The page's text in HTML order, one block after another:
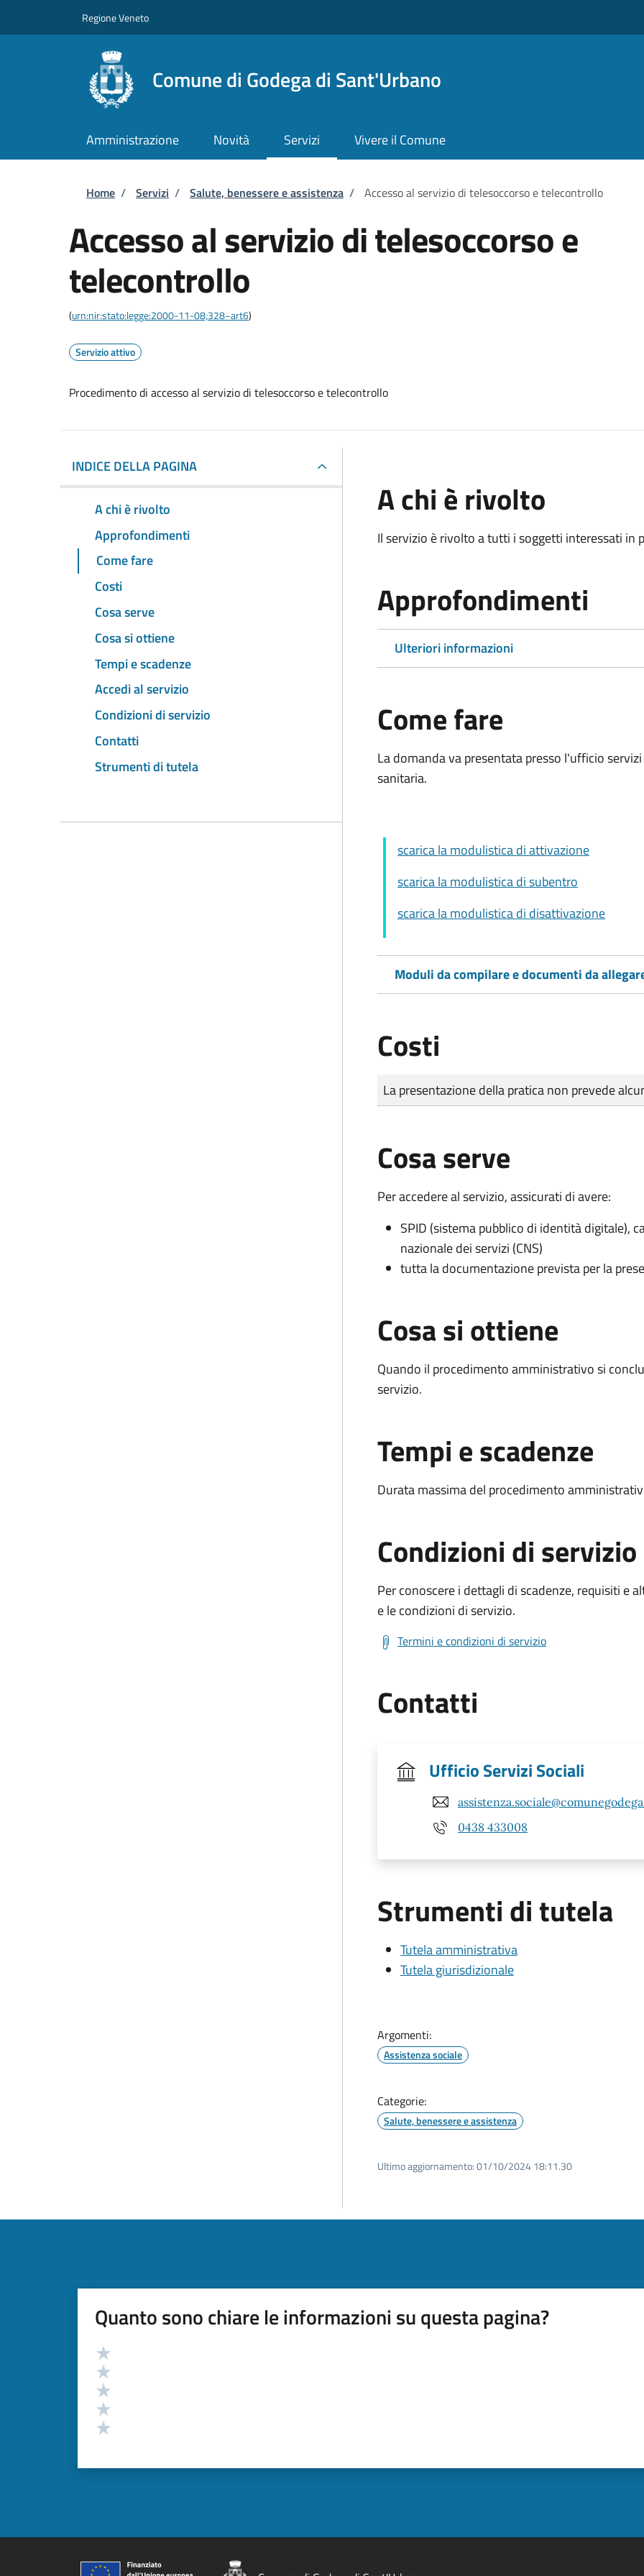
Regione Veneto
Comune di Godega di Sant'Urbano
Amministrazione Novità Servizi Vivere il Comune
Briciole di pane
Home / Servizi / Salute, benessere e assistenza / Accesso al servizio di telesoccorso e telecontrollo
Accesso al servizio di telesoccorso e
telecontrollo
(urn:nir:stato:legge:2000-11-08;328~art6)
Servizio attivo
Procedimento di accesso al servizio di telesoccorso e telecontrollo
INDICE DELLA PAGINA
A chi è rivolto
Approfondimenti
Come fare
Costi
Cosa serve
Cosa si ottiene
Tempi e scadenze
Accedi al servizio
Condizioni di servizio
Contatti
Strumenti di tutela
A chi è rivolto
Il servizio è rivolto a tutti i soggetti interessati in
Approfondimenti
Ulteriori informazioni
Come fare
La domanda va presentata presso l'ufficio
sanitaria.
scarica la modulistica di attivazione
scarica la modulistica di subentro
scarica la modulistica di disattivazione
Moduli da compilare e documenti da
Costi
Tipo di pagamento
Importo
La presentazione della pratica non prevede
Cosa serve
Per accedere al servizio, assicurati di avere:
SPID (sistema pubblico di identità digitale),
nazionale dei servizi (CNS)
tutta la documentazione prevista per la
Cosa si ottiene
Quando il procedimento amministrativo si
servizio.
Tempi e scadenze
Durata massima del procedimento
Condizioni di servizio
Per conoscere i dettagli di scadenze, requisiti e
e le condizioni di servizio.
Termini e condizioni di servizio
Contatti
Ufficio Servizi Sociali
0438 433008
Strumenti di tutela
Tutela amministrativa
Tutela giurisdizionale
Argomenti:
Assistenza sociale
Categorie:
Salute, benessere e assistenza
Ultimo aggiornamento:01/10/2024 18:11.30
Quanto sono chiare le informazioni su questa pagina?
Valutazione